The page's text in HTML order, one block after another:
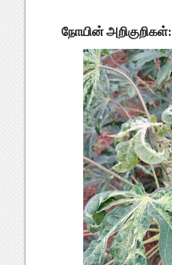
நோயின் அறிகுறிகள்: